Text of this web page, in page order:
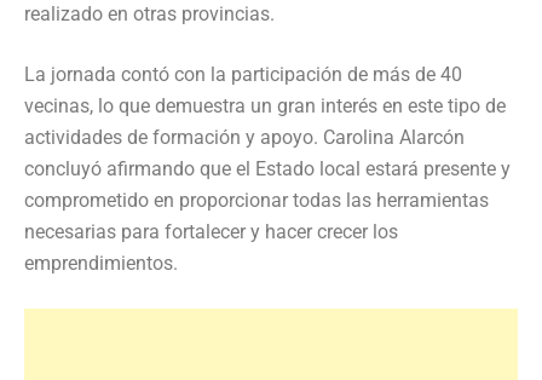
realizado en otras provincias.
La jornada contó con la participación de más de 40
vecinas, lo que demuestra un gran interés en este tipo de
actividades de formación y apoyo. Carolina Alarcón
concluyó afirmando que el Estado local estará presente y
comprometido en proporcionar todas las herramientas
necesarias para fortalecer y hacer crecer los
emprendimientos.